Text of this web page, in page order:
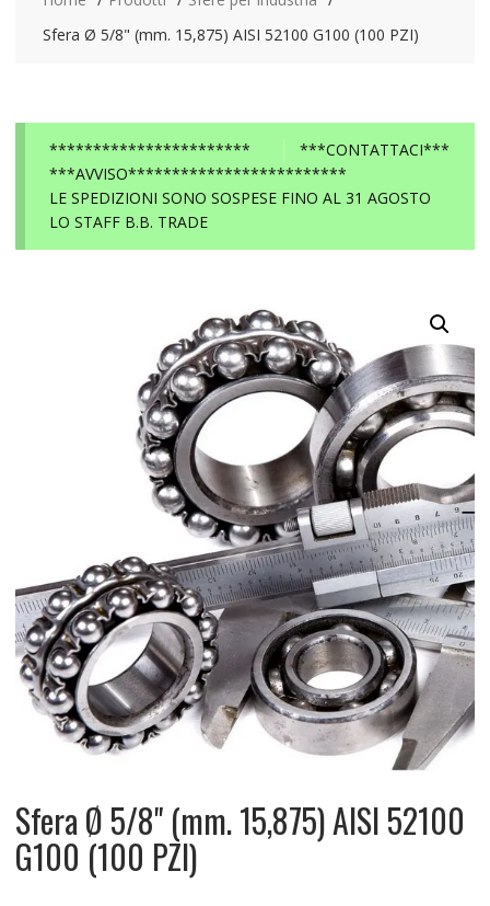
Sfera Ø 5/8" (mm. 15,875) AISI 52100 G100 (100 PZI)
***CONTATTACI***
***********************
***AVVISO*************************
LE SPEDIZIONI SONO SOSPESE FINO AL 31 AGOSTO
LO STAFF B.B. TRADE
Sfera Ø 5/8" (mm. 15,875) AISI 52100
G100 (100 PZI)